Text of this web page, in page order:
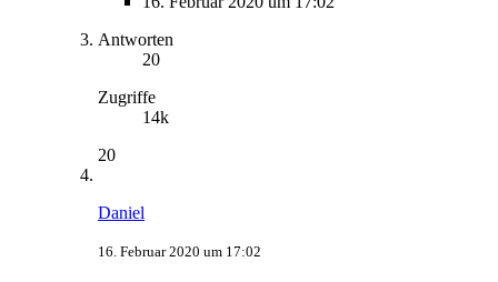
Antworten
20
Zugriffe
14k
20
Daniel
16. Februar 2020 um 17:02